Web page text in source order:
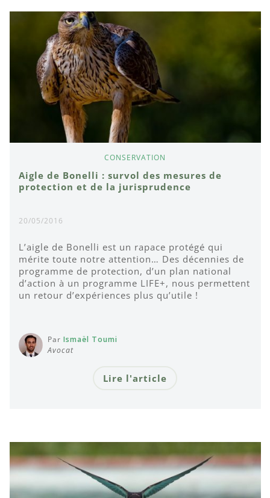
CONSERVATION
Aigle de Bonelli : survol des mesures de
protection et de la jurisprudence
20/05/2016
L’aigle de Bonelli est un rapace protégé qui
mérite toute notre attention… Des décennies de
programme de protection, d’un plan national
d’action à un programme LIFE+, nous permettent
un retour d’expériences plus qu’utile !
Par Ismaël Toumi
Avocat
Lire l'article